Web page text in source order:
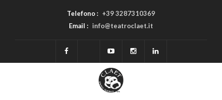
Telefono : +39 3287310369
Email : info@teatroclaet.it